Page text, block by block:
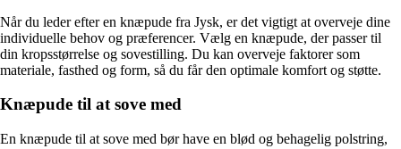
Når du leder efter en knæpude fra Jysk, er det vigtigt at overveje dine
individuelle behov og præferencer. Vælg en knæpude, der passer til
din kropsstørrelse og sovestilling. Du kan overveje faktorer som
materiale, fasthed og form, så du får den optimale komfort og støtte.
Knæpude til at sove med
En knæpude til at sove med bør have en blød og behagelig polstring,